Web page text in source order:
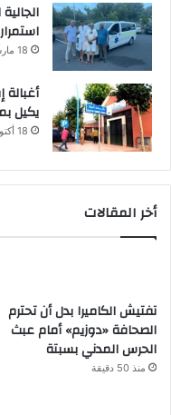
18 مارس 2024
يكيل
18 أكتوبر 2023
أخر المقالات
تفتيش الكاميرا بدل أن تحترم
الصحافة «دوزيم» أمام عبث
الحرس المدني بسبتة
منذ 50 دقيقة